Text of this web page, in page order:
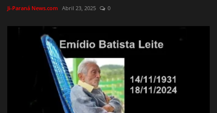
Ji-Paraná News.com Abril 23, 2025 0